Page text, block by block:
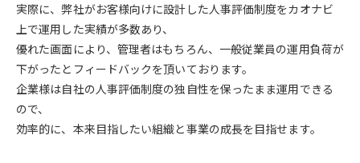
実際に、弊社がお客様向けに設計した人事評価制度をカオナビ
上で運用した実績が多数あり、
優れた画面により、管理者はもちろん、一般従業員の運用負荷が
下がったとフィードバックを頂いております。
企業様は自社の人事評価制度の独自性を保ったまま運用できる
ので、
効率的に、本来目指したい組織と事業の成長を目指せます。